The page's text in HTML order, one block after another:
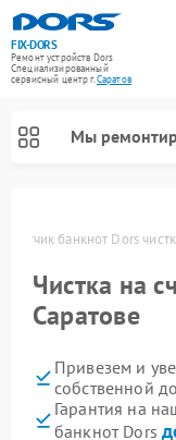
FIX-DORS
Ремонт устройств Dors
Специализированный
cервисный центр г.Саратов
Мы
Счетчик банкнот Dors
Чистка на
Саратове
Привезем и
собственной
Гарантия на
банкнот Dors